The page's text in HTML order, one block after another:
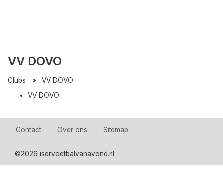
VV DOVO
Clubs
VV DOVO
VV DOVO
Contact Over ons Sitemap
©2026 iservoetbalvanavond.nl